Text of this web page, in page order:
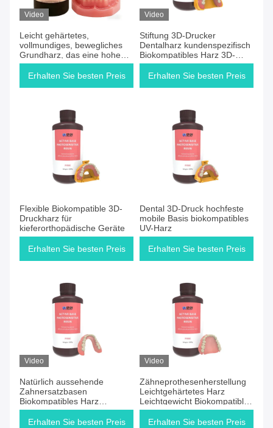
Video
Leicht gehärtetes,
vollmundiges, bewegliches
Grundharz, das eine hohe
Haltbarkeit gewährleistet,
perfekt für die Herstellung
Erhalten Sie besten Preis
Video
Stiftung 3D-Drucker
Dentalharz kundenspezifisch
Biokompatibles Harz 3D-
Druck
Erhalten Sie besten Preis
Flexible Biokompatible 3D-
Druckharz für
kieferorthopädische Geräte
Erhalten Sie besten Preis
Dental 3D-Druck hochfeste
mobile Basis biokompatibles
UV-Harz
Erhalten Sie besten Preis
Video
Natürlich aussehende
Zahnersatzbasen
Biokompatibles Harz
Optimaler Patientenkomfort
Erhalten Sie besten Preis
Video
Zähneprothesenherstellung
Leichtgehärtetes Harz
Leichtgewicht Biokompatibles
Harz
Erhalten Sie besten Preis